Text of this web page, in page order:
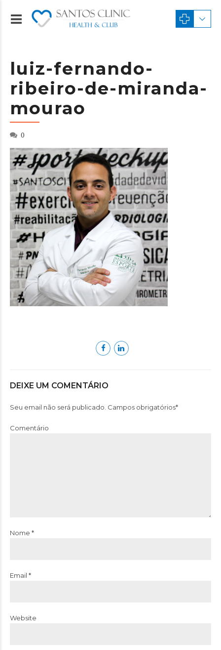
luiz-fernando-
ribeiro-de-miranda-
mourao
0
DEIXE UM COMENTÁRIO
Seu email não será publicado. Campos obrigatórios*
Comentário
Nome *
Email *
Website